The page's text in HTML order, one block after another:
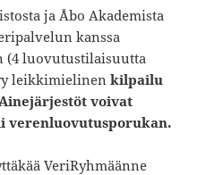
ja Åbo Akademista
kanssa
(4 luovutustilaisuutta
leikkimielinen kilpailu
Ainejärjestöt voivat
verenluovutusporukan.
VeriRyhmäänne